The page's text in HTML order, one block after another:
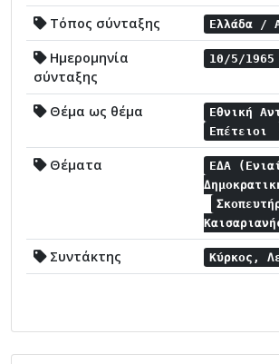
Τόπος σύνταξης Ελλάδα /
Ημερομηνία
σύνταξης
10/5/1965
Θέμα ως θέμα
Εθνική
Επέτειοι
Θέματα
ΕΔΑ
Συντάκτης Κύρκος,